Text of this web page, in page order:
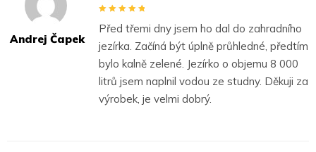
Andrej Čapek
Před třemi dny jsem ho dal do zahradního
jezírka. Začíná být úplně průhledné, předtím
bylo kalně zelené. Jezírko o objemu 8 000
litrů jsem naplnil vodou ze studny. Děkuji za
výrobek, je velmi dobrý.